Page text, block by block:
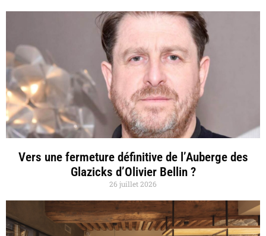
Vers une fermeture définitive de l’Auberge des
Glazicks d’Olivier Bellin ?
26 juillet 2026